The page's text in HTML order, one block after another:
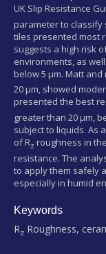
UK Slip Resistance
parameter to classify
tiles presented most
suggests a high risk
environments, as
below 5 µm. Matt
20 µm, showed
presented the best
greater than 20 µm,
subject to liquids. As
of Rz roughness in
resistance. The
to apply them safely
especially in humid
Keywords
Rz Roughness,